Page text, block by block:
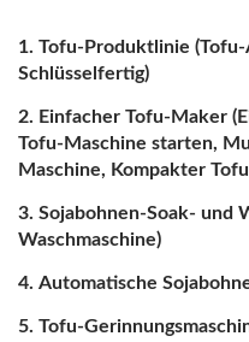
Tofu-Produktlinie
Schlüsselfertig)
Einfacher Tofu-Maker
Tofu-Maschine starten,
Maschine, Kompakter
Sojabohnen-Soak- und
Waschmaschine)
Automatische
Tofu-